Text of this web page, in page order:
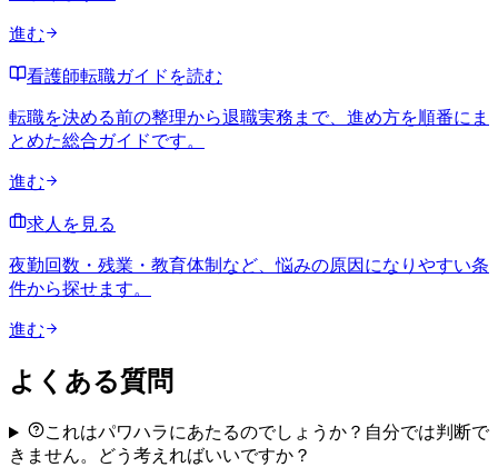
進む
看護師転職ガイドを読む
転職を決める前の整理から退職実務まで、進め方を順番にま
とめた総合ガイドです。
進む
求人を見る
夜勤回数・残業・教育体制など、悩みの原因になりやすい条
件から探せます。
進む
よくある質問
これはパワハラにあたるのでしょうか？自分では判断で
きません。どう考えればいいですか？